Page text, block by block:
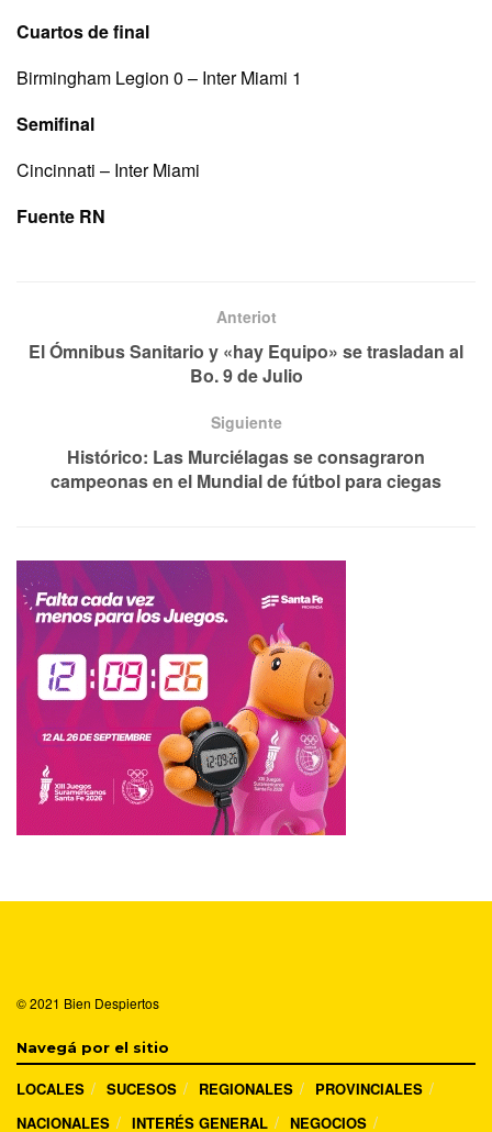
Cuartos de final
Birmingham Legion 0 – Inter Miami 1
Semifinal
Cincinnati – Inter Miami
Fuente RN
Anteriot
El Ómnibus Sanitario y «hay Equipo» se trasladan al
Bo. 9 de Julio
Siguiente
Histórico: Las Murciélagas se consagraron
campeonas en el Mundial de fútbol para ciegas
© 2021 Bien Despiertos
Navegá por el sitio
LOCALES SUCESOS REGIONALES
PROVINCIALES
NACIONALES
INTERÉS GENERAL NEGOCIOS